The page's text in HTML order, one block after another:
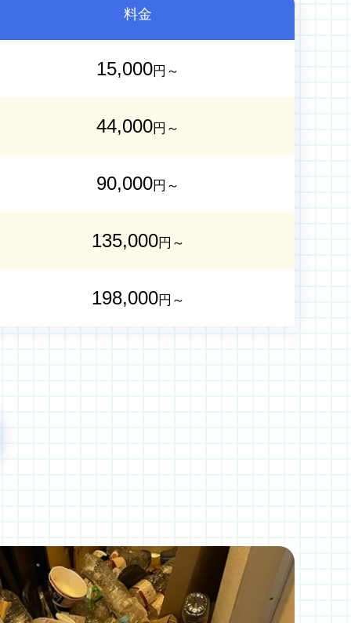
料金
15,000円～
44,000円～
90,000円～
135,000円～
198,000円～